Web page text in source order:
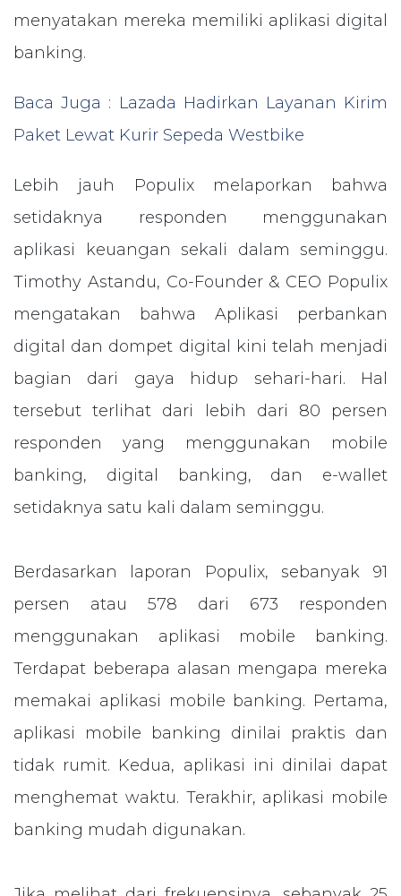
menyatakan mereka memiliki aplikasi digital
banking.
Baca Juga : Lazada Hadirkan Layanan Kirim
Paket Lewat Kurir Sepeda Westbike
Lebih jauh Populix melaporkan bahwa
setidaknya responden menggunakan
aplikasi keuangan sekali dalam seminggu.
Timothy Astandu, Co-Founder & CEO Populix
mengatakan bahwa Aplikasi perbankan
digital dan dompet digital kini telah menjadi
bagian dari gaya hidup sehari-hari. Hal
tersebut terlihat dari lebih dari 80 persen
responden yang menggunakan mobile
banking, digital banking, dan e-wallet
setidaknya satu kali dalam seminggu.
Berdasarkan laporan Populix, sebanyak 91
persen atau 578 dari 673 responden
menggunakan aplikasi mobile banking.
Terdapat beberapa alasan mengapa mereka
memakai aplikasi mobile banking. Pertama,
aplikasi mobile banking dinilai praktis dan
tidak rumit. Kedua, aplikasi ini dinilai dapat
menghemat waktu. Terakhir, aplikasi mobile
banking mudah digunakan.